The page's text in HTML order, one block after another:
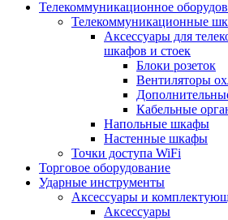
Телекоммуникационное
Телекоммуникационные
Аксессуары для
шкафов и стоек
Блоки розеток
Вентиляторы
Кабельные
Напольные шкафы
Настенные шкафы
Точки доступа WiFi
Торговое оборудование
Ударные инструменты
Аксессуары и
Аксессуары